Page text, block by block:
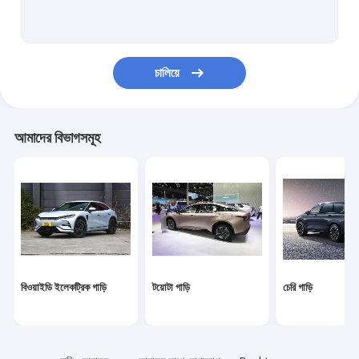
জিয়াওপেং ইলেকট্রিক গাড়ি
এনআইও ইলেকট্রিক গাড়ি
সেরেস ইলেকট্রিক কার
লিঙ্ক অ্যান্ড কো ইলেকট্রিক গাড়ি
আইএম ইলেকট্রিক গাড়ি
চালিয়ে
আমাদের বিভাগসমূহ
বিওয়াইডি ইলেকট্রিক গাড়ি টয়োটা গাড়ি চেরি গাড়ি